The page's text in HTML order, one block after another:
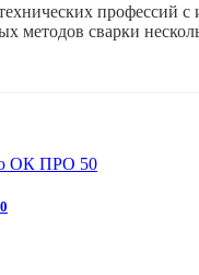
профессий
методов сварки